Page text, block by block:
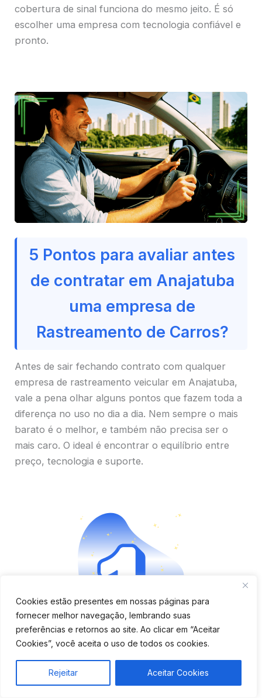
Cookies estão presentes em nossas páginas para
fornecer melhor navegação, lembrando suas
preferências e retornos ao site. Ao clicar em “Aceitar
Cookies”, você aceita o uso de todos os cookies.
Rejeitar Aceitar Cookies
cobertura de sinal funciona do mesmo jeito. É só
escolher uma empresa com tecnologia confiável e
pronto.
5 Pontos para avaliar antes
de contratar em Anajatuba
uma empresa de
Rastreamento de Carros?
Antes de sair fechando contrato com qualquer
empresa de rastreamento veicular em Anajatuba,
vale a pena olhar alguns pontos que fazem toda a
diferença no uso no dia a dia. Nem sempre o mais
barato é o melhor, e também não precisa ser o
mais caro. O ideal é encontrar o equilíbrio entre
preço, tecnologia e suporte.
Aplicativo completo e fácil
de usar